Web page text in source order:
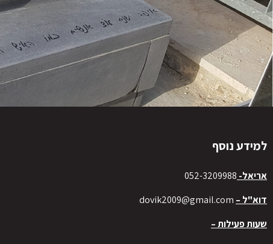
למידע נוסף
אריאל- 052-3209988
דוא"ל – dovik2009@gmail.com
שעות פעילות –